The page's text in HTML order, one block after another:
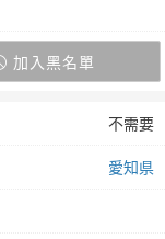
加入黑名單
不需要
愛知県